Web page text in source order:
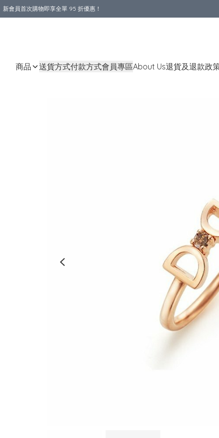
新會員首次購物即享全單 95 折優惠！
商品 送貨方式付款方式會員專區About Us退貨及退款政